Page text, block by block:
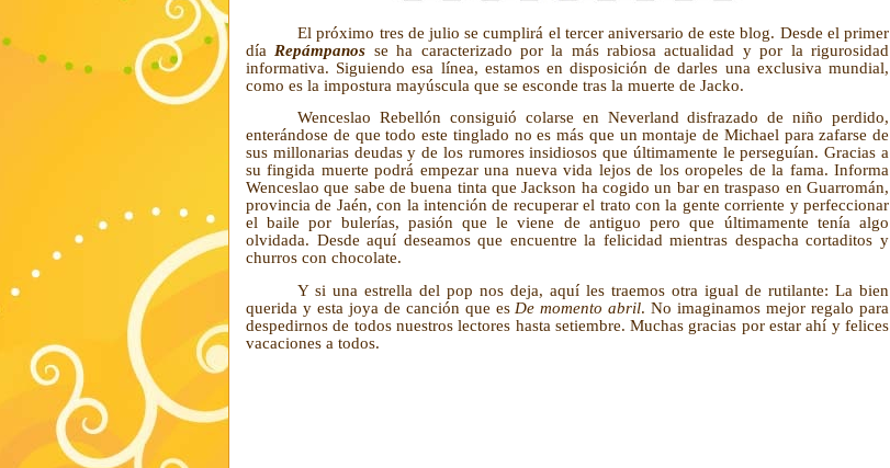
El próximo tres de julio se cumplirá el tercer aniversario de este blog. Desde el primer
día Repámpanos se ha caracterizado por la más rabiosa actualidad y por la rigurosidad
informativa. Siguiendo esa línea, estamos en disposición de darles una exclusiva mundial,
como es la impostura mayúscula que se esconde tras la muerte de Jacko.
Wenceslao Rebellón consiguió colarse en Neverland disfrazado de niño perdido,
enterándose de que todo este tinglado no es más que un montaje de Michael para zafarse de
sus millonarias deudas y de los rumores insidiosos que últimamente le perseguían. Gracias a
su fingida muerte podrá empezar una nueva vida lejos de los oropeles de la fama. Informa
Wenceslao que sabe de buena tinta que Jackson ha cogido un bar entraspaso en Guarromán,
provincia de Jaén, con la intención de recuperar el trato con la gente corriente y perfeccionar
el baile por bulerías, pasión que le viene de antiguo pero que últimamente tenía algo
olvidada. Desde aquí deseamos que encuentre la felicidad mientras despacha cortaditos y
churros con chocolate.
Y si una estrella del pop nos deja, aquí les traemos otra igual de rutilante: La bien
querida y esta joya de canción que es De momento abril. No imaginamos mejor regalo para
despedirnos de todos nuestros lectores hasta setiembre. Muchas gracias por estar ahí y felices
vacaciones a todos.